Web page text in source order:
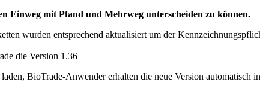
Einweg mit Pfand und Mehrweg unterscheiden zu können.
wurden entsprechend aktualisiert um der
die Version 1.36
BioTrade-Anwender erhalten die neue Version automatisch